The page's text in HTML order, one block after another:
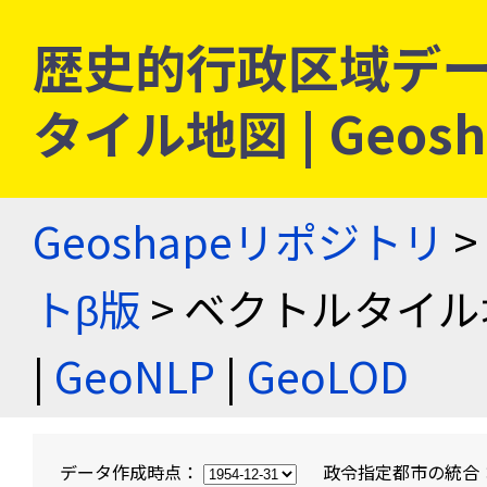
歴史的行政区域デ
タイル地図 |
Geoshapeリポジトリ >
トβ版 > ベクトルタイ
| GeoNLP | GeoLOD
データ作成時点： 政令指定都市の統